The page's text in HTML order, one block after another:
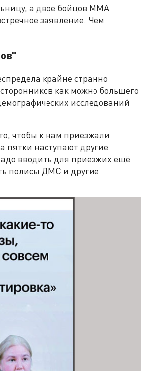
а двое бойцов ММА
заявление. Чем
крайне странно
как можно большего
исследований
чтобы к нам приезжали
пятки наступают другие
вводить для приезжих ещё
полисы ДМС и другие